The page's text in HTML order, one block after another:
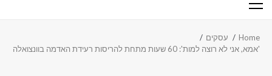
Primary
Home
עסקים
'אמא, אני לא רוצה למות': 60 שעות מתחת להריסות רעידת האדמה בוונצואלה